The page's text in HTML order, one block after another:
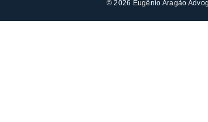
© 2026 Eugênio Aragão